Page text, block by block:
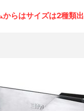
からはサイズは2種類